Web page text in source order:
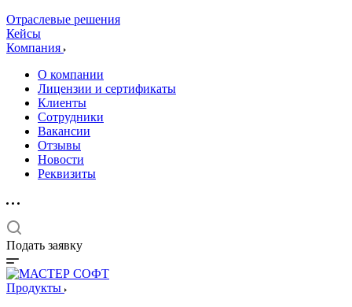
Отраслевые решения
Кейсы
Компания
О компании
Лицензии и сертификаты
Клиенты
Сотрудники
Вакансии
Отзывы
Новости
Реквизиты
Подать заявку
Продукты